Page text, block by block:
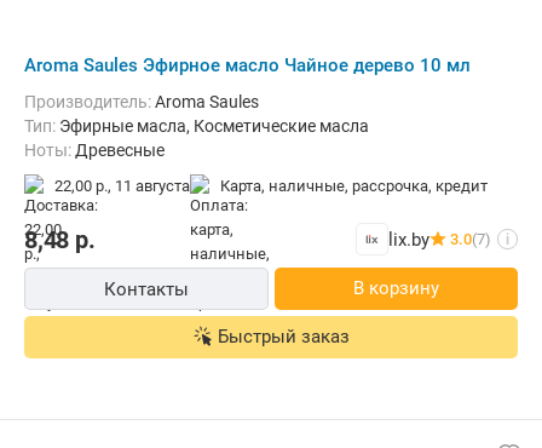
Aroma Saules Эфирное масло Чайное дерево 10 мл
Производитель:Aroma Saules
Тип: Эфирные масла, Косметические масла
Ноты: Древесные
22,00 р., 11 августа карта, наличные, рассрочка, кредит
8,48 р. lix.by 3.0(7) i
Контакты В корзину
Быстрый заказ